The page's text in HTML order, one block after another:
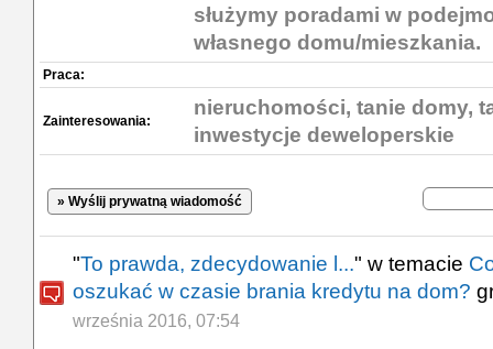
służymy poradami w
własnego domu/mieszkania.
Praca:
Zainteresowania:
nieruchomości, tanie domy,
inwestycje deweloperskie
» Wyślij prywatną wiadomość
"To prawda, zdecydowanie l..." w temacie
oszukać w czasie brania kredytu na dom?
września 2016, 07:54